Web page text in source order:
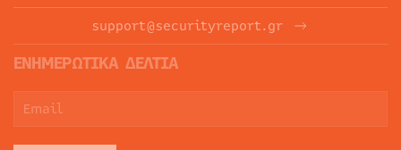
support@securityreport.gr
ΕΝΗΜΕΡΩΤΙΚΑ ΔΕΛΤΙΑ